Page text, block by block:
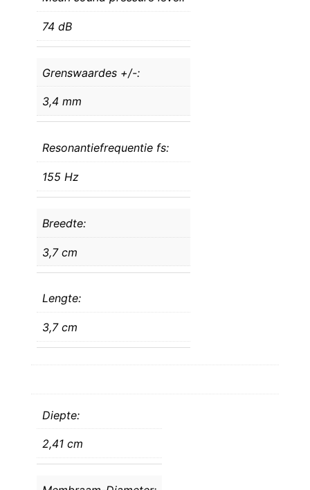
74 dB
Grenswaardes +/-:
3,4 mm
Resonantiefrequentie fs:
155 Hz
Breedte:
3,7 cm
Lengte:
3,7 cm
Diepte:
2,41 cm